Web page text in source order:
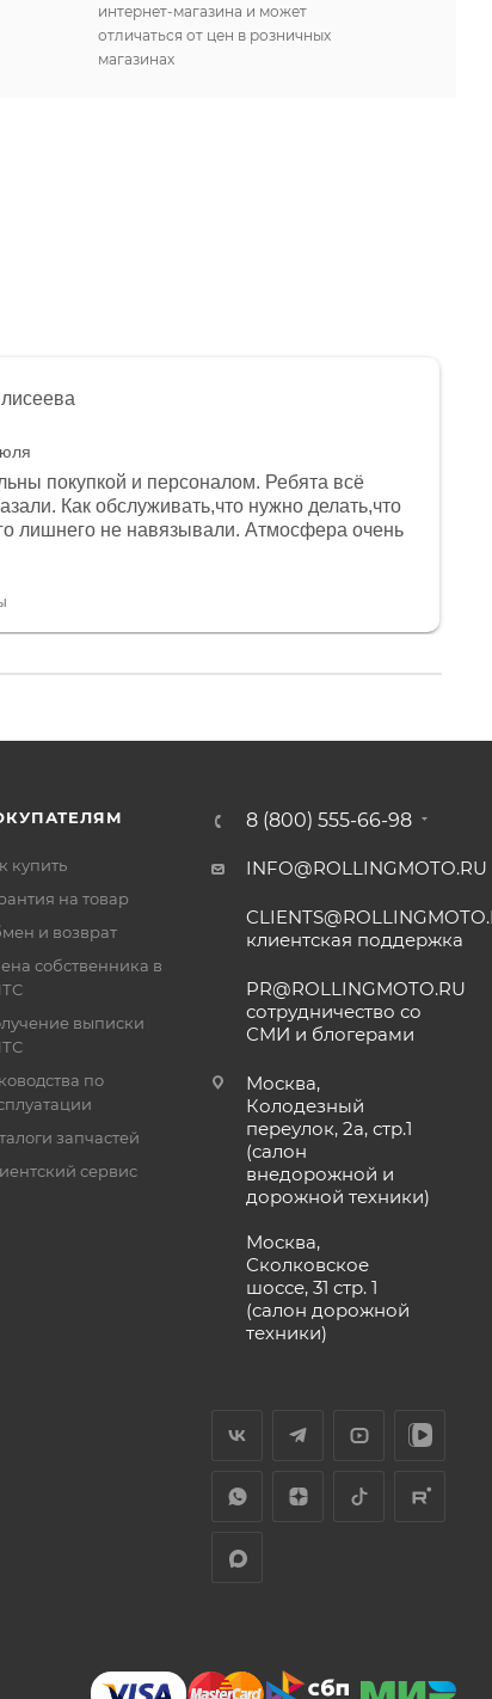
интернет-магазина и может
отличаться от цен в розничных
магазинах
покупкой и персоналом. Ребята всё
Как обслуживать,что нужно делать,что
лишнего не навязывали. Атмосфера очень
Дмитрию, за клиентоориентированность и
купить
на товар
и возврат
собственника в
выписки
по
запчастей
сервис
8 (800) 555-66-98
INFO@ROLLINGMOTO.RU
клиентская поддержка
PR@ROLLINGMOTO.RU
сотрудничество со
СМИ и блогерами
Москва,
Колодезный
переулок, 2а, стр.1
(салон
внедорожной и
дорожной техники)
Москва,
Сколковское
шоссе, 31 стр. 1
(салон дорожной
техники)